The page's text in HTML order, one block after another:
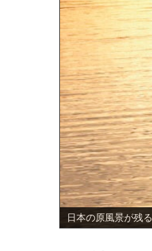
日本の原風景が残る